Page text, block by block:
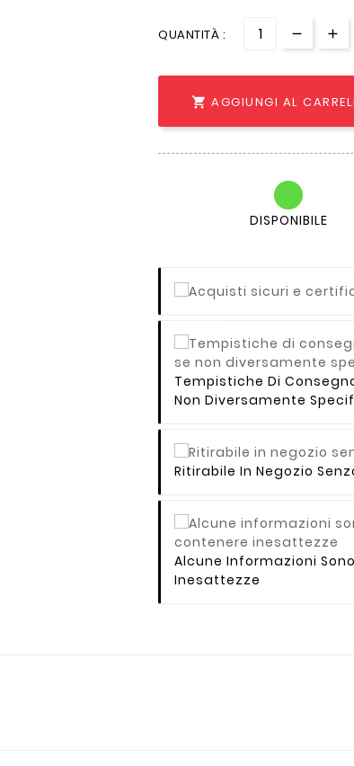
QUANTITÀ :
 AGGIUNGI AL
DISPONIBILE
Tempistiche Di
Non Diversamente
Ritirabile In Negozio
Alcune Informazioni
Inesattezze